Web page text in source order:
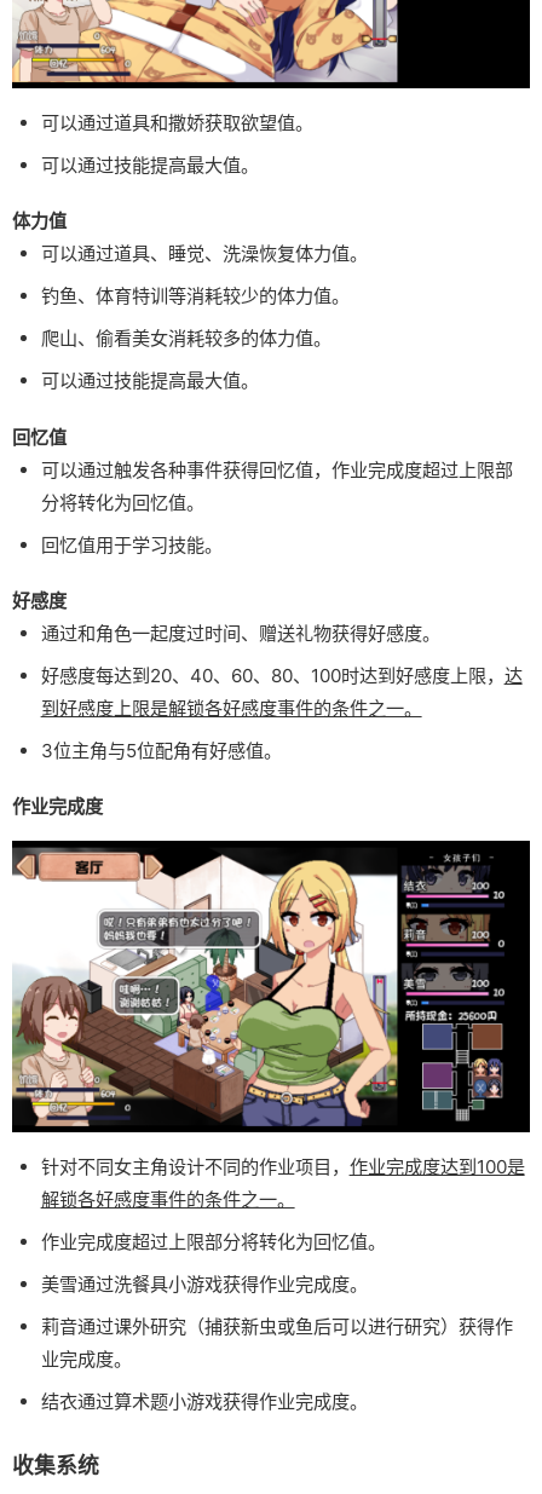
可以通过道具和撒娇获取欲望值。
可以通过技能提高最大值。
体力值
可以通过道具、睡觉、洗澡恢复体力值。
钓鱼、体育特训等消耗较少的体力值。
爬山、偷看美女消耗较多的体力值。
可以通过技能提高最大值。
回忆值
可以通过触发各种事件获得回忆值，作业完成度超过上限部
分将转化为回忆值。
回忆值用于学习技能。
好感度
通过和角色一起度过时间、赠送礼物获得好感度。
好感度每达到20、40、60、80、100时达到好感度上限， 达
到好感度上限是解锁各好感度事件的条件之一。
3位主角与5位配角有好感值。
作业完成度
针对不同女主角设计不同的作业项目， 作业完成度达到100是
解锁各好感度事件的条件之一。
作业完成度超过上限部分将转化为回忆值。
美雪通过洗餐具小游戏获得作业完成度。
莉音通过课外研究（捕获新虫或鱼后可以进行研究）获得作
业完成度。
结衣通过算术题小游戏获得作业完成度。
收集系统